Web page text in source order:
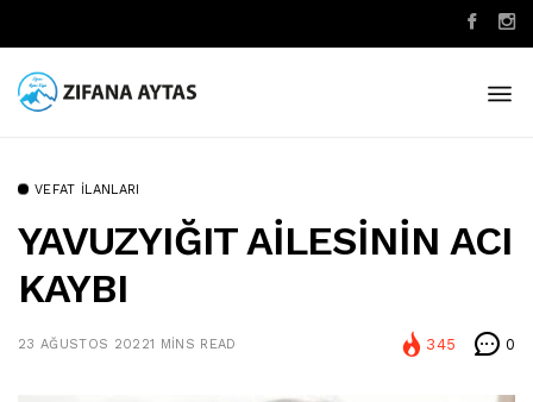
VEFAT İLANLARI
YAVUZYIĞIT AİLESİNİN ACI
KAYBI
23 AĞUSTOS 20221 MINS READ 345 0